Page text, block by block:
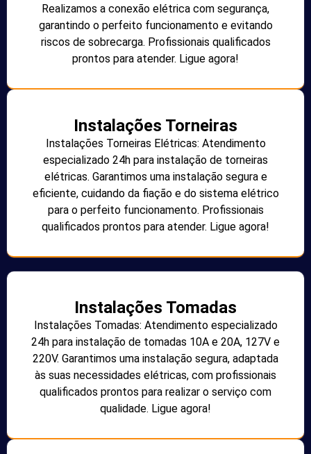
Realizamos a conexão elétrica com segurança,
garantindo o perfeito funcionamento e evitando
riscos de sobrecarga. Profissionais qualificados
prontos para atender. Ligue agora!
Instalações Torneiras
Instalações Torneiras Elétricas: Atendimento
especializado 24h para instalação de torneiras
elétricas. Garantimos uma instalação segura e
eficiente, cuidando da fiação e do sistema elétrico
para o perfeito funcionamento. Profissionais
qualificados prontos para atender. Ligue agora!
Instalações Tomadas
Instalações Tomadas: Atendimento especializado
24h para instalação de tomadas 10A e 20A, 127V e
220V. Garantimos uma instalação segura, adaptada
às suas necessidades elétricas, com profissionais
qualificados prontos para realizar o serviço com
qualidade. Ligue agora!